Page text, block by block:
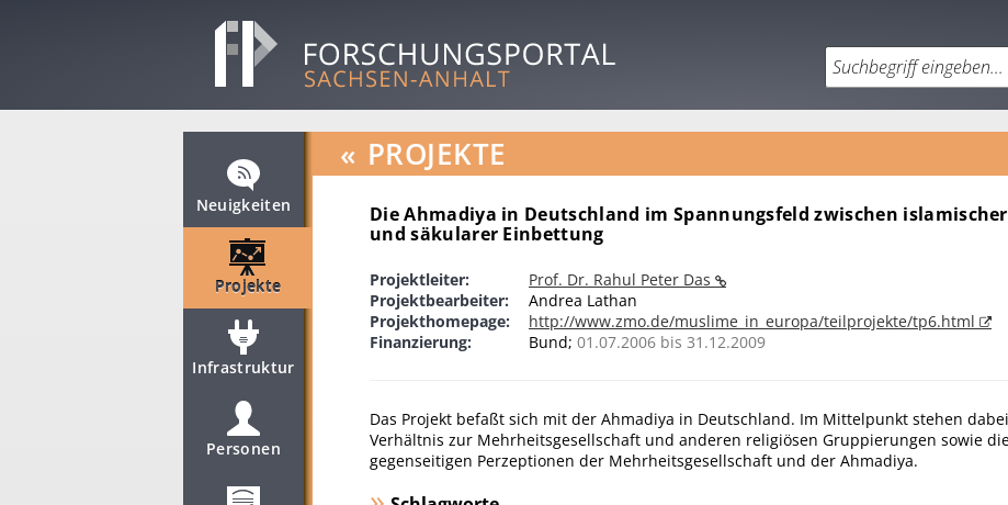
Neuigkeiten
Projekte
Infrastruktur
Personen
« PROJEKTE
Die Ahmadiya in Deutschland im Spannungsfeld zwischen
und säkularer Einbettung
Projektleiter:
Prof. Dr. Rahul Peter Das
Projektbearbeiter:
Andrea Lathan
Projekthomepage:
http://www.zmo.de/muslime_in_europa/teilprojekte/tp6.html
Finanzierung:
Bund; 01.07.2006 bis 31.12.2009
Das Projekt befaßt sich mit der Ahmadiya in Deutschland. Im Mittelpunkt stehen
Verhältnis zur Mehrheitsgesellschaft und anderen religiösen Gruppierungen sowie
gegenseitigen Perzeptionen der Mehrheitsgesellschaft und der Ahmadiya.